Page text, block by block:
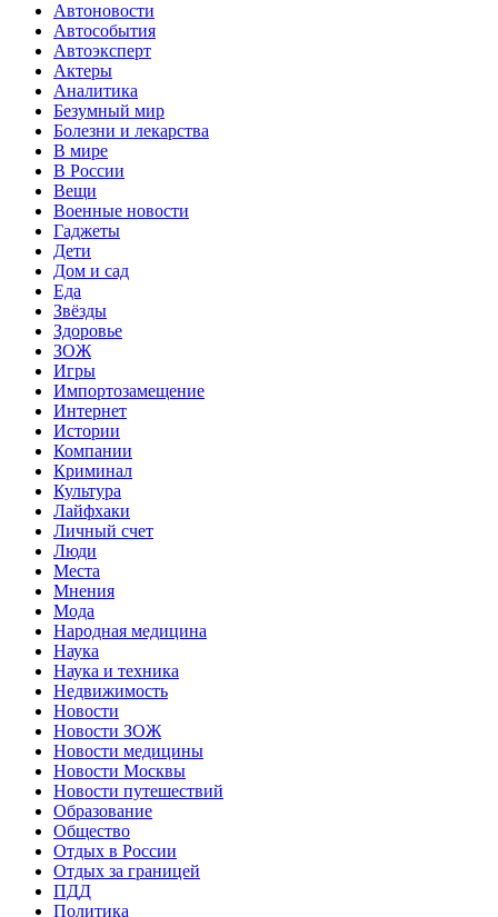
Автоновости
Автособытия
Автоэксперт
Актеры
Аналитика
Безумный мир
Болезни и лекарства
В мире
В России
Вещи
Военные новости
Гаджеты
Дети
Дом и сад
Еда
Звёзды
Здоровье
ЗОЖ
Игры
Импортозамещение
Интернет
Истории
Компании
Криминал
Культура
Лайфхаки
Личный счет
Люди
Места
Мнения
Мода
Народная медицина
Наука
Наука и техника
Недвижимость
Новости
Новости ЗОЖ
Новости медицины
Новости Москвы
Новости путешествий
Образование
Общество
Отдых в России
Отдых за границей
ПДД
Политика